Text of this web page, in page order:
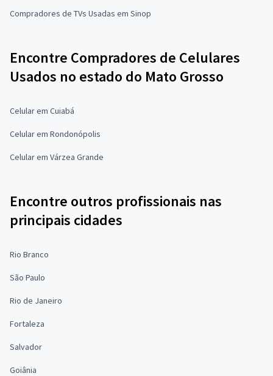
Compradores de TVs Usadas em Sinop
Encontre Compradores de Celulares
Usados no estado do Mato Grosso
Celular em Cuiabá
Celular em Rondonópolis
Celular em Várzea Grande
Encontre outros profissionais nas
principais cidades
Rio Branco
São Paulo
Rio de Janeiro
Fortaleza
Salvador
Goiânia